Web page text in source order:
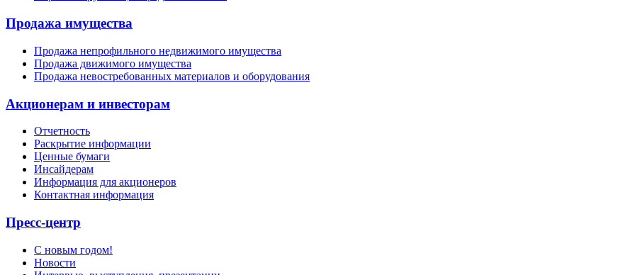
Продажа имущества
Продажа непрофильного недвижимого имущества
Продажа движимого имущества
Продажа невостребованных материалов и оборудования
Акционерам и инвесторам
Отчетность
Раскрытие информации
Ценные бумаги
Инсайдерам
Информация для акционеров
Контактная информация
Пресс-центр
С новым годом!
Новости